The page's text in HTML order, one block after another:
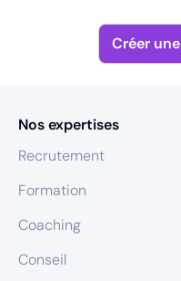
Créer
Nos expertises
Recrutement
Formation
Coaching
Conseil